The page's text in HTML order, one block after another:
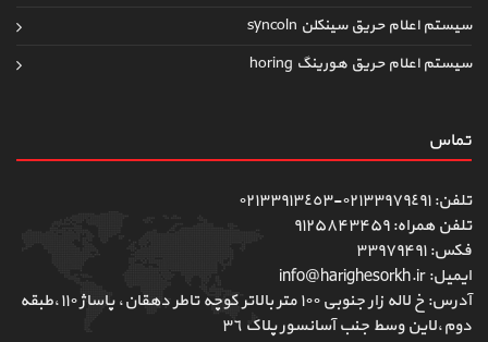
سیستم اعلام حریق سینکلن syncoln
سیستم اعلام حریق هورینگ horing
تماس
تلفن: ٠٢١٣٣٩٧٩٤٩١-٠٢١٣٣٩١٣٤٥٣
تلفن همراه: ۹۱۲۵۸۴۳۴۵۹
فکس: ۳۳۹۷۹۴۹۱
ایمیل: info@harighesorkh.ir
آدرس: خ لاله زار جنوبی ١٠٠ متر بالاتر کوچه تاطر دهقان، پاساژ ١١٠،طبقه
دوم،لاین وسط جنب آسانسور پلاک ٣٦